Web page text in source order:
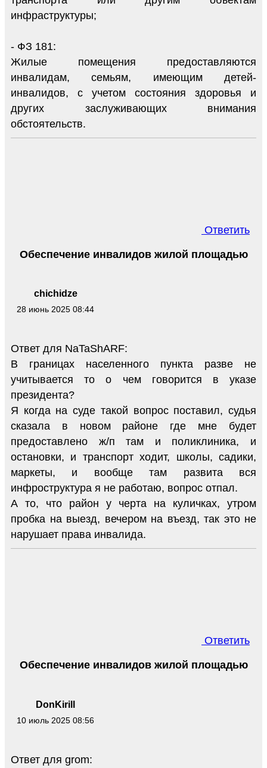
инфраструктуры;
- ФЗ 181:
Жилые помещения предоставляются
инвалидам, семьям, имеющим детей-
инвалидов, с учетом состояния здоровья и
других заслуживающих внимания
обстоятельств.
Ответить
chichidze
28 июнь 2025 08:44
Обеспечение инвалидов жилой площадью
Ответ для NaTaShARF:
В границах населенного пункта разве не
учитывается то о чем говорится в указе
президента?
Я когда на суде такой вопрос поставил, судья
сказала в новом районе где мне будет
предоставлено ж/п там и поликлиника, и
остановки, и транспорт ходит, школы, садики,
маркеты, и вообще там развита вся
инфроструктура я не работаю, вопрос отпал.
А то, что район у черта на куличках, утром
пробка на выезд, вечером на въезд, так это не
нарушает права инвалида.
Ответить
DonKirill
10 июль 2025 08:56
Обеспечение инвалидов жилой площадью
Ответ для grom: